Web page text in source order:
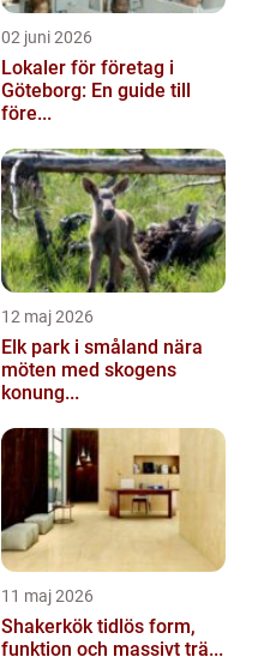
02 juni 2026
Lokaler för företag i
Göteborg: En guide till
före...
12 maj 2026
Elk park i småland nära
möten med skogens
konung...
11 maj 2026
Shakerkök tidlös form,
funktion och massivt trä...